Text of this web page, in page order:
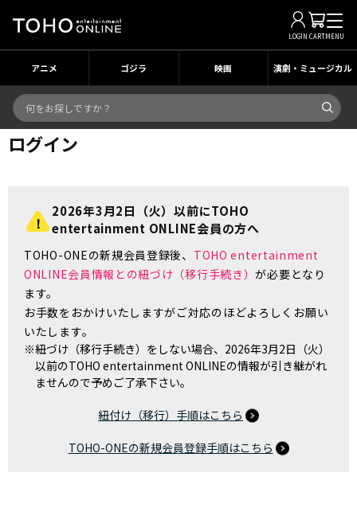
LOGIN CARTMENU
アニメ ゴジラ 映画 演劇・ミュージカル
ログイン
2026年3月2日（火）以前にTOHO
entertainment ONLINE会員の方へ
TOHO-ONEの新規会員登録後、 TOHO entertainment
ONLINE会員情報との紐づけ（移行手続き）が必要となり
ます。
お手数をおかけいたしますがご対応のほどよろしくお願い
いたします。
※紐づけ（移行手続き）をしない場合、2026年3月2日（火）
以前のTOHO entertainment ONLINEの情報が引き継がれ
ませんので予めご了承下さい。
紐付け（移行）手順はこちら
TOHO-ONEの新規会員登録手順はこちら